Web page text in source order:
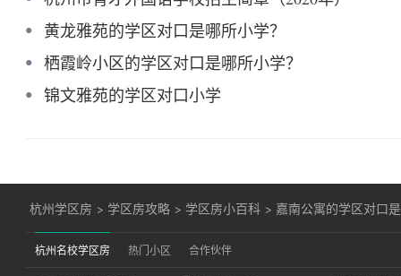
黄龙雅苑的学区对口是哪所小学？
栖霞岭小区的学区对口是哪所小学？
锦文雅苑的学区对口小学
杭州学区房 > 学区房攻略 > 学区房小百科 > 嘉南公寓的学区对口
杭州名校学区房 热门小区 合作伙伴